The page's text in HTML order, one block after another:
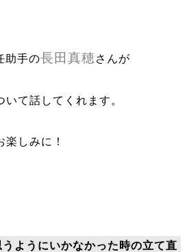
助手の長田真穂さんが
いて話してくれます。
楽しみに！
ようにいかなかった時の立て直